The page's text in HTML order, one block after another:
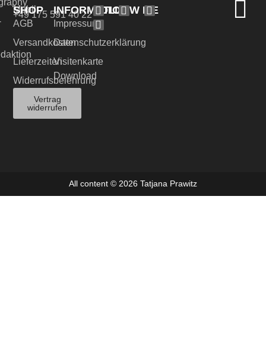
Mobil:
+49 175 591 40 22
SHOP
AGB
Versandkosten
Lieferzeiten
Widerrufsbelehrung
Vertrag
widerrufen
INFORMATION
Impressum
Datenschutzerklärung
Visitenkarte
Download
FOLLOW ME
All content © 2026 Tatjana Prawitz